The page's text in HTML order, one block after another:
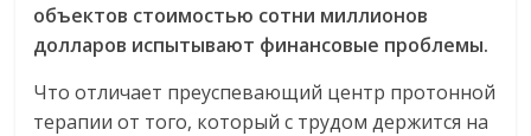
объектов стоимостью сотни миллионов
долларов испытывают финансовые проблемы.
Что отличает преуспевающий центр протонной
терапии от того, который с трудом держится на